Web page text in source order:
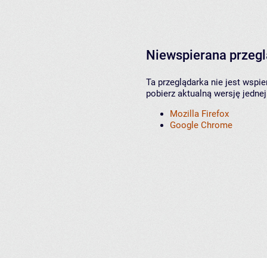
Niewspierana
Ta przeglądarka nie jest
pobierz aktualną wersję
Mozilla Firefox
Google Chrome